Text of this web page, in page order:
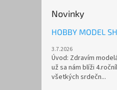
Novinky
HOBBY MODEL
3.7.2026
Úvod: Zdravím
už sa nám blíži
všetkých srdečn...